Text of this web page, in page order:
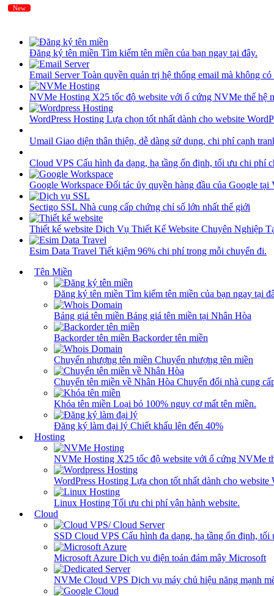
Đăng ký tên miền Tìm kiếm tên miền của bạn ngay tại đây.
Email ServerToàn quyền quản trị hệ thống email mà không
NVMe Hosting X25 tốc độ website với ổ cứng NVMe thế hệ
WordPress Hosting Lựa chọn tốt nhất dành cho website
Umail Giao diện thân thiện, dễ dàng sử dụng, chi phí cạnh
Cloud VPS Cấu hình đa dạng, hạ tầng ổn định, tối ưu chi phí
Google Workspace Đối tác ủy quyền hàng đầu của Google tại
Sectigo SSL Nhà cung cấp chứng chỉ số lớn nhất thế giới
Thiết kế website Dịch Vụ Thiết Kế Website Chuyên Nghiệp
Esim Data Travel Tiết kiệm 96% chi phí trong mỗi chuyến đi.
Tên Miền
Đăng ký tên miền Tìm kiếm tên miền của bạn ngay tại
Bảng giá tên miền Bảng giá tên miền tại Nhân Hòa
Backorder tên miền Backorder tên miền
Chuyển nhượng tên miền Chuyển nhượng tên miền
Chuyển tên miền về Nhân Hòa Chuyển đổi nhà cung
Khóa tên miền Loại bỏ 100% nguy cơ mất tên miền.
Đăng ký làm đại lý Chiết khấu lên đến 40%
Hosting
NVMe Hosting X25 tốc độ website với ổ cứng NVMe
WordPress Hosting Lựa chọn tốt nhất dành cho website
Linux Hosting Tối ưu chi phí vận hành website.
New
Cloud
SSD Cloud VPS Cấu hình đa dạng, hạ tầng ổn định,
Microsoft Azure Dịch vụ điện toán đám mây Microsoft
NVMe Cloud VPS Dịch vụ máy chủ hiệu năng mạnh
New